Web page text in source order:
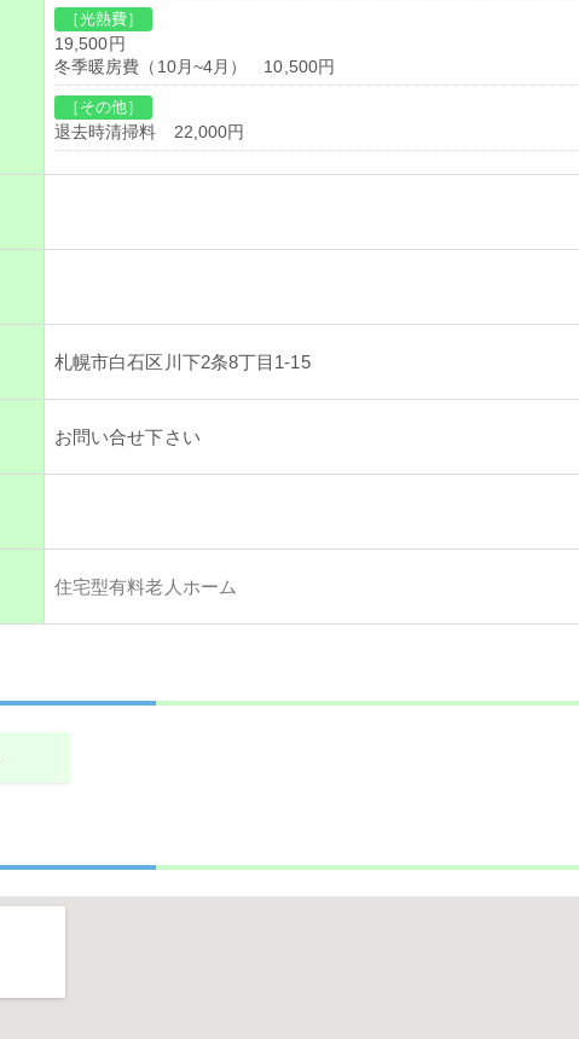
［光熱費］
19,500円
冬季暖房費（10月~4月） 10,500円
［その他］
退去時清掃料 22,000円
札幌市白石区川下2条8丁目1-15
お問い合せ下さい
住宅型有料老人ホーム